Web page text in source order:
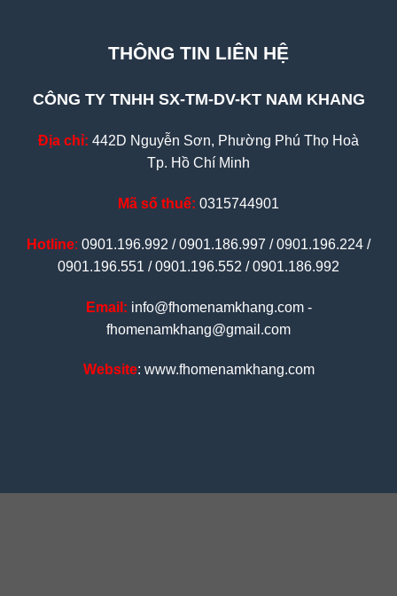
THÔNG TIN LIÊN HỆ
CÔNG TY TNHH SX-TM-DV-KT NAM KHANG
Địa chỉ: 442D Nguyễn Sơn, Phường Phú Thọ Hoà
Tp. Hồ Chí Minh
Mã số thuế: 0315744901
Hotline: 0901.196.992 / 0901.186.997 / 0901.196.224 /
0901.196.551 / 0901.196.552 / 0901.186.992
Email: info@fhomenamkhang.com -
fhomenamkhang@gmail.com
Website: www.fhomenamkhang.com